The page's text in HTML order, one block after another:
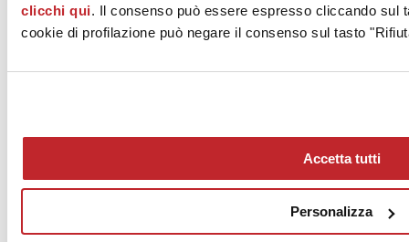
clicchi qui. Il consenso può essere espresso cliccando sul
cookie di profilazione può negare il consenso sul tasto
Accetta tutti
Personalizza
KERADOM